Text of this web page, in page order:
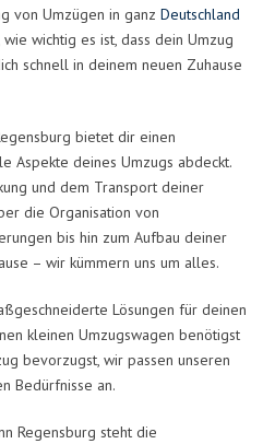
von Umzügen in ganz Deutschland
wie wichtig es ist, dass dein Umzug
schnell in deinem neuen Zuhause
bietet dir einen
Aspekte deines Umzugs abdeckt.
und dem Transport deiner
die Organisation von
bis hin zum Aufbau deiner
– wir kümmern uns um alles.
Lösungen für deinen
kleinen Umzugswagen benötigst
bevorzugst, wir passen unseren
Bedürfnisse an.
Regensburg steht die